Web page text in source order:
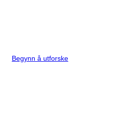
Begynn å utforske